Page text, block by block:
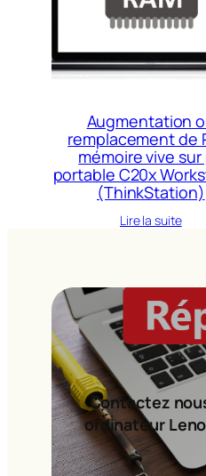
Augmentation
remplacement de
mémoire vive sur
portable C20x
(ThinkStation)
Lire la suite
Contactez
ordinateur